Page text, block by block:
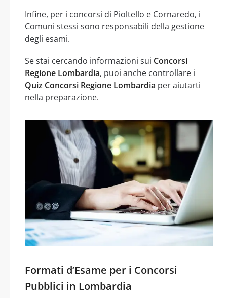
Infine, per i concorsi di Pioltello e Cornaredo, i
Comuni stessi sono responsabili della gestione
degli esami.
Se stai cercando informazioni sui Concorsi
Regione Lombardia, puoi anche controllare i
Quiz Concorsi Regione Lombardia per aiutarti
nella preparazione.
Formati d’Esame per i Concorsi
Pubblici in Lombardia